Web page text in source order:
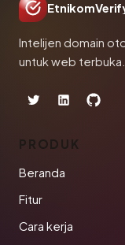
Intelijen domain
untuk web terbuka.
PRODUK
Beranda
Fitur
Cara kerja